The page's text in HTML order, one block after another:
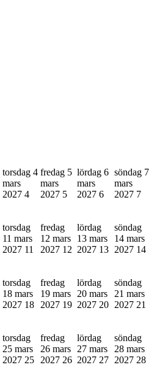
torsdag 4
mars
2027 4
fredag 5
mars
2027 5
lördag 6
mars
2027 6
söndag 7
mars
2027 7
torsdag
11 mars
2027 11
fredag
12 mars
2027 12
lördag
13 mars
2027 13
söndag
14 mars
2027 14
torsdag
18 mars
2027 18
fredag
19 mars
2027 19
lördag
20 mars
2027 20
söndag
21 mars
2027 21
torsdag
25 mars
2027 25
fredag
26 mars
2027 26
lördag
27 mars
2027 27
söndag
28 mars
2027 28